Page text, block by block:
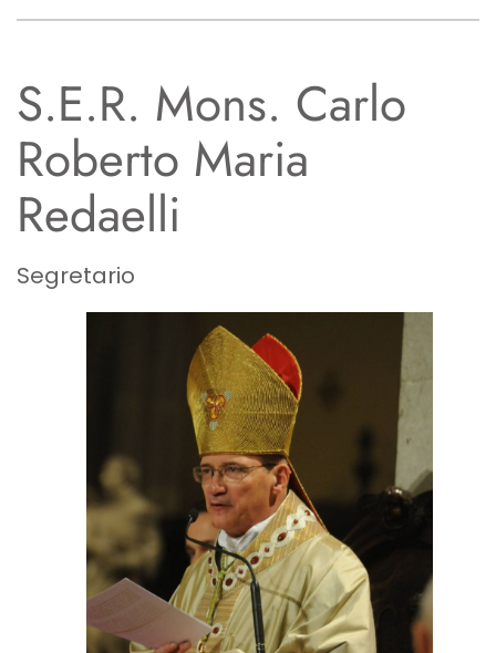
S.E.R. Mons. Carlo
Roberto Maria
Redaelli
Segretario